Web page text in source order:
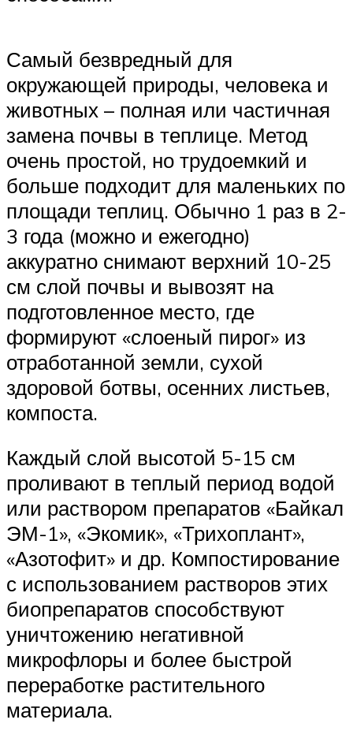
Самый безвредный для
окружающей природы, человека и
животных – полная или частичная
замена почвы в теплице. Метод
очень простой, но трудоемкий и
больше подходит для маленьких по
площади теплиц. Обычно 1 раз в 2-
3 года (можно и ежегодно)
аккуратно снимают верхний 10-25
см слой почвы и вывозят на
подготовленное место, где
формируют «слоеный пирог» из
отработанной земли, сухой
здоровой ботвы, осенних листьев,
компоста.
Каждый слой высотой 5-15 см
проливают в теплый период водой
или раствором препаратов «Байкал
ЭМ-1», «Экомик», «Трихоплант»,
«Азотофит» и др. Компостирование
с использованием растворов этих
биопрепаратов способствуют
уничтожению негативной
микрофлоры и более быстрой
переработке растительного
материала.